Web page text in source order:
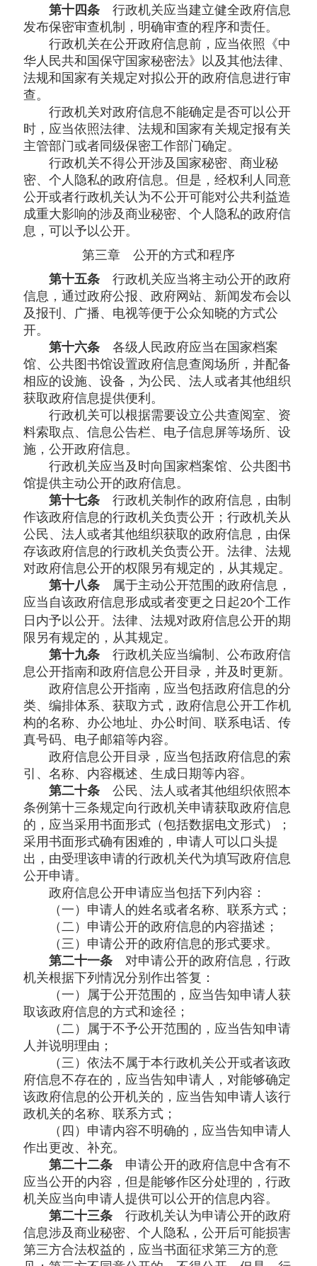
第十四条行政机关应当建立健全政府信息
发布保密审查机制，明确审查的程序和责任。
行政机关在公开政府信息前，应当依照《中
华人民共和国保守国家秘密法》以及其他法律、
法规和国家有关规定对拟公开的政府信息进行审
查。
行政机关对政府信息不能确定是否可以公开
时，应当依照法律、法规和国家有关规定报有关
主管部门或者同级保密工作部门确定。
行政机关不得公开涉及国家秘密、商业秘
密、个人隐私的政府信息。但是，经权利人同意
公开或者行政机关认为不公开可能对公共利益造
成重大影响的涉及商业秘密、个人隐私的政府信
息，可以予以公开。
第三章 公开的方式和程序
第十五条行政机关应当将主动公开的政府
信息，通过政府公报、政府网站、新闻发布会以
及报刊、广播、电视等便于公众知晓的方式公
开。
第十六条各级人民政府应当在国家档案
馆、公共图书馆设置政府信息查阅场所，并配备
相应的设施、设备，为公民、法人或者其他组织
获取政府信息提供便利。
行政机关可以根据需要设立公共查阅室、资
料索取点、信息公告栏、电子信息屏等场所、设
施，公开政府信息。
行政机关应当及时向国家档案馆、公共图书
馆提供主动公开的政府信息。
第十七条行政机关制作的政府信息，由制
作该政府信息的行政机关负责公开；行政机关从
公民、法人或者其他组织获取的政府信息，由保
存该政府信息的行政机关负责公开。法律、法规
对政府信息公开的权限另有规定的，从其规定。
第十八条属于主动公开范围的政府信息，
应当自该政府信息形成或者变更之日起20个工作
日内予以公开。法律、法规对政府信息公开的期
限另有规定的，从其规定。
第十九条行政机关应当编制、公布政府信
息公开指南和政府信息公开目录，并及时更新。
政府信息公开指南，应当包括政府信息的分
类、编排体系、获取方式，政府信息公开工作机
构的名称、办公地址、办公时间、联系电话、传
真号码、电子邮箱等内容。
政府信息公开目录，应当包括政府信息的索
引、名称、内容概述、生成日期等内容。
第二十条公民、法人或者其他组织依照本
条例第十三条规定向行政机关申请获取政府信息
的，应当采用书面形式（包括数据电文形式）；
采用书面形式确有困难的，申请人可以口头提
出，由受理该申请的行政机关代为填写政府信息
公开申请。
政府信息公开申请应当包括下列内容：
（一）申请人的姓名或者名称、联系方式；
（二）申请公开的政府信息的内容描述；
（三）申请公开的政府信息的形式要求。
第二十一条对申请公开的政府信息，行政
机关根据下列情况分别作出答复：
（一）属于公开范围的，应当告知申请人获
取该政府信息的方式和途径；
（二）属于不予公开范围的，应当告知申请
人并说明理由；
（三）依法不属于本行政机关公开或者该政
府信息不存在的，应当告知申请人，对能够确定
该政府信息的公开机关的，应当告知申请人该行
政机关的名称、联系方式；
（四）申请内容不明确的，应当告知申请人
作出更改、补充。
第二十二条申请公开的政府信息中含有不
应当公开的内容，但是能够作区分处理的，行政
机关应当向申请人提供可以公开的信息内容。
第二十三条行政机关认为申请公开的政府
信息涉及商业秘密、个人隐私，公开后可能损害
第三方合法权益的，应当书面征求第三方的意